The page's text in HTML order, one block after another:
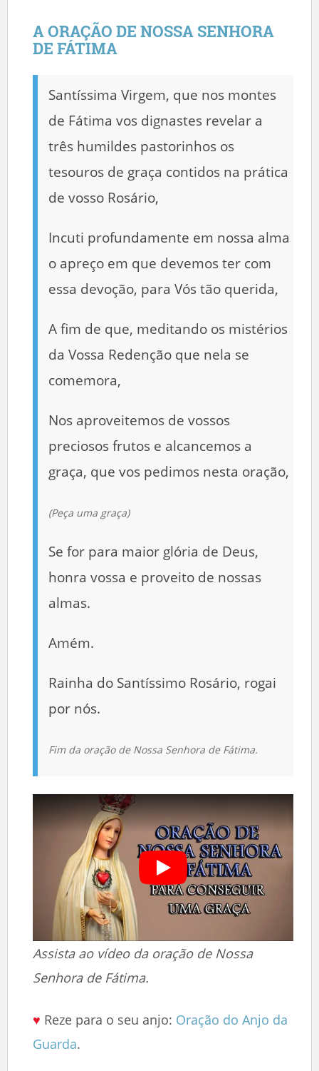
A ORAÇÃO DE NOSSA SENHORA
DE FÁTIMA
Santíssima Virgem, que nos montes
de Fátima vos dignastes revelar a
três humildes pastorinhos os
tesouros de graça contidos na prática
de vosso Rosário,
Incuti profundamente em nossa alma
o apreço em que devemos ter com
essa devoção, para Vós tão querida,
A fim de que, meditando os mistérios
da Vossa Redenção que nela se
comemora,
Nos aproveitemos de vossos
preciosos frutos e alcancemos a
graça, que vos pedimos nesta oração,
(Peça uma graça)
Se for para maior glória de Deus,
honra vossa e proveito de nossas
almas.
Amém.
Rainha do Santíssimo Rosário, rogai
por nós.
Fim da oração de Nossa Senhora de Fátima.
Assista ao vídeo da oração de Nossa
Senhora de Fátima.
♥ Reze para o seu anjo: Oração do Anjo da
Guarda.